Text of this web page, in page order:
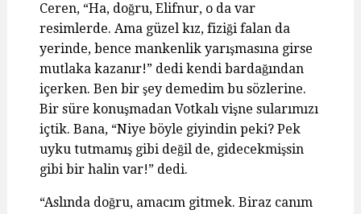
Ceren, “Ha, doğru, Elifnur, o da var
resimlerde. Ama güzel kız, fiziği falan da
yerinde, bence mankenlik yarışmasına girse
mutlaka kazanır!” dedi kendi bardağından
içerken. Ben bir şey demedim bu sözlerine.
Bir süre konuşmadan Votkalı vişne sularımızı
içtik. Bana, “Niye böyle giyindin peki? Pek
uyku tutmamış gibi değil de, gidecekmişsin
gibi bir halin var!” dedi.
“Aslında doğru, amacım gitmek. Biraz canım